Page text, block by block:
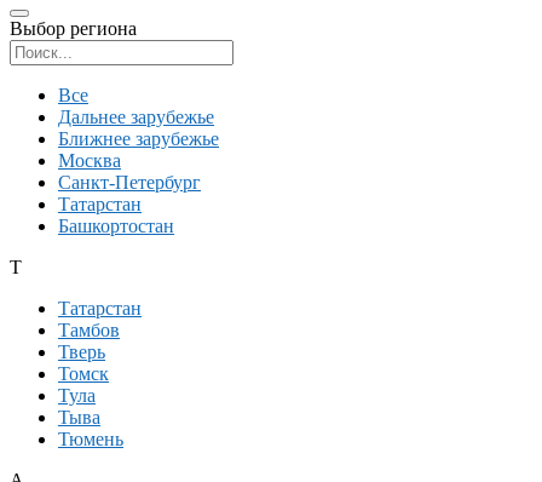
Выбор региона
Все
Дальнее зарубежье
Ближнее зарубежье
Москва
Санкт-Петербург
Татарстан
Башкортостан
Т
Татарстан
Тамбов
Тверь
Томск
Тула
Тыва
Тюмень